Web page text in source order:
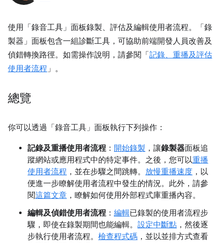
使用「錄音工具」 面板錄製、評估及編輯使用者流程。「錄
製器」 面板包含一組診斷工具，可協助前端開發人員改善及
偵錯轉換路徑。如需操作說明，請參閱「 記錄、重播及評估
使用者流程」。
總覽
你可以透過「錄音工具」面板執行下列操作：
記錄及重播使用者流程： 開始錄製 ，讓錄製器面板追
蹤網站或應用程式中的特定事件。之後，您可以重播
使用者流程 ，並在步驟之間跳轉。 放慢重播速度 ，以
便進一步瞭解使用者流程中發生的情況。此外，請參
閱這篇文章 ，瞭解如何使用外部程式庫重播內容。
編輯及偵錯使用者流程： 編輯已錄製的使用者流程步
驟，即使在錄製期間也能編輯。 設定中斷點 ，然後逐
步執行使用者流程。 檢查程式碼 ，並以並排方式查看